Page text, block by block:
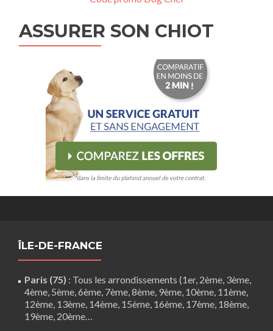
ASSURER SON CHIOT
ÎLE-DE-FRANCE
Paris (75) : Tous les arrondissements (1er, 2ème, 3ème,
4ème, 5ème, 6ème, 7ème, 8ème, 9ème, 10ème, 11ème,
12ème, 13ème, 14ème, 15ème, 16ème, 17ème, 18ème,
19ème, 20ème…